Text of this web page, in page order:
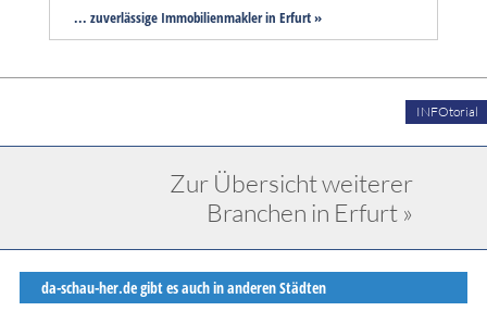
... zuverlässige Immobilienmakler in Erfurt »
INFOtorial
Zur Übersicht weiterer
Branchen in Erfurt »
da-schau-her.de gibt es auch in anderen Städten